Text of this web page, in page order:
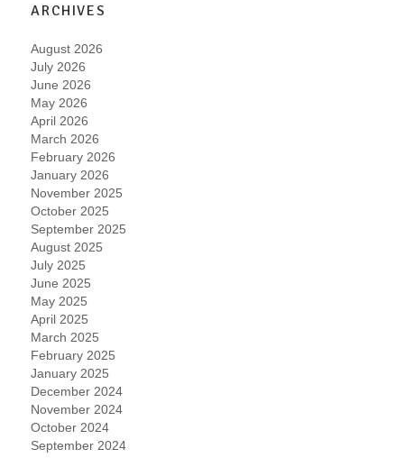
ARCHIVES
August 2026
July 2026
June 2026
May 2026
April 2026
March 2026
February 2026
January 2026
November 2025
October 2025
September 2025
August 2025
July 2025
June 2025
May 2025
April 2025
March 2025
February 2025
January 2025
December 2024
November 2024
October 2024
September 2024